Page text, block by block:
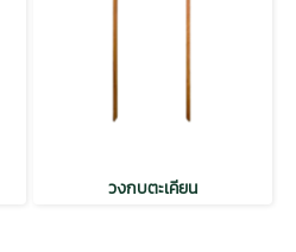
วงกบตะเคียน